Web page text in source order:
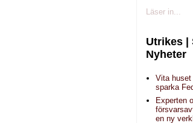
Läser in...
Utrikes |
Nyheter
Vita
sparka
Experten
en ny